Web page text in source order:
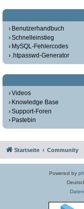
Benutzerhandbuch
Schnelleinstieg
MySQL-Fehlercodes
.htpasswd-Generator
Videos
Knowledge Base
Support-Foren
Pastebin
Startseite Community
Powered by